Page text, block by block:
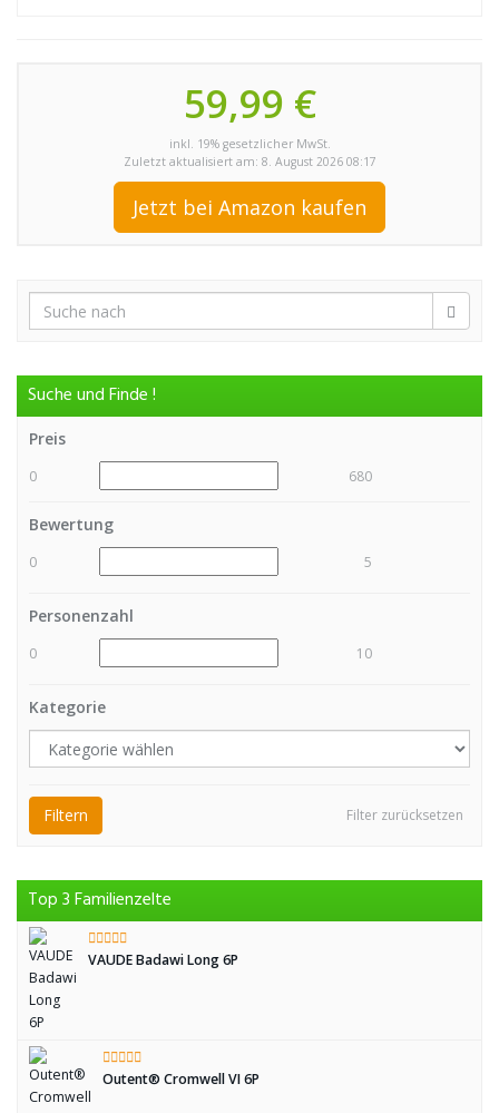
59,99 €
inkl. 19% gesetzlicher MwSt.
Zuletzt aktualisiert am: 8. August 2026 08:17
Jetzt bei Amazon kaufen
Suche und Finde !
Preis
0 680
Bewertung
0 5
Personenzahl
0 10
Kategorie
Filter zurücksetzen
Filtern
Top 3 Familienzelte
VAUDE Badawi Long 6P
Outent® Cromwell VI 6P